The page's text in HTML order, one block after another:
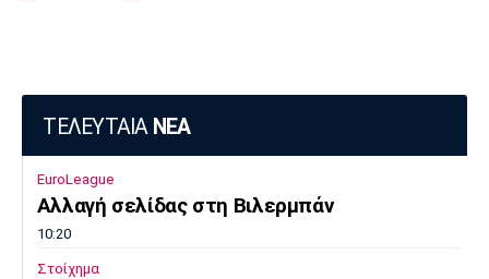
ΤΕΛΕΥΤΑΙΑ ΝΕΑ
EuroLeague
Αλλαγή σελίδας στη Βιλερμπάν
10:20
Στοίχημα